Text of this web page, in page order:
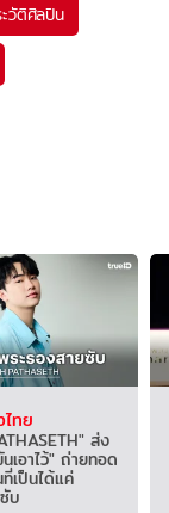
วัติศิลปิน
ทย
ส่ง
เอาไว้" ถ่ายทอด
เป็นได้แค่
บ